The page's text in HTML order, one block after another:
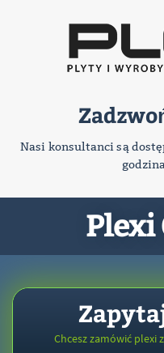
Nasi konsultanci są
Plexi
Chcesz zamówić plexi